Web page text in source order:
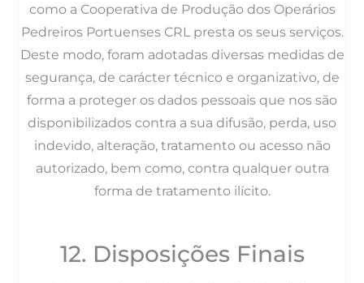
como a Cooperativa de Produção dos Operários
Pedreiros Portuenses CRL presta os seus serviços.
Deste modo, foram adotadas diversas medidas de
segurança, de carácter técnico e organizativo, de
forma a proteger os dados pessoais que nos são
disponibilizados contra a sua difusão, perda, uso
indevido, alteração, tratamento ou acesso não
autorizado, bem como, contra qualquer outra
forma de tratamento ilícito.
12. Disposições Finais